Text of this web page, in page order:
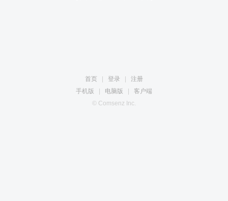
首页 登录
注册
手机版
电脑版
客户端
© Comsenz Inc.